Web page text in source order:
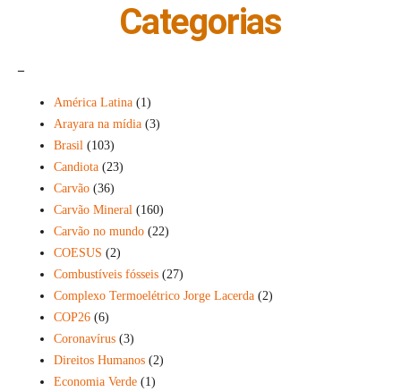
Categorias
América Latina (1)
Arayara na mídia (3)
Brasil (103)
Candiota (23)
Carvão (36)
Carvão Mineral (160)
Carvão no mundo (22)
COESUS (2)
Combustíveis fósseis (27)
Complexo Termoelétrico Jorge Lacerda (2)
COP26 (6)
Coronavírus (3)
Direitos Humanos (2)
Economia Verde (1)